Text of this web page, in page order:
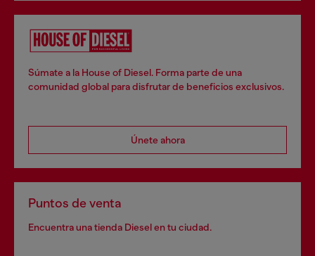
Súmate a la House of Diesel. Forma parte de una
comunidad global para disfrutar de beneficios exclusivos.
Únete ahora
Puntos de venta
Encuentra una tienda Diesel en tu ciudad.